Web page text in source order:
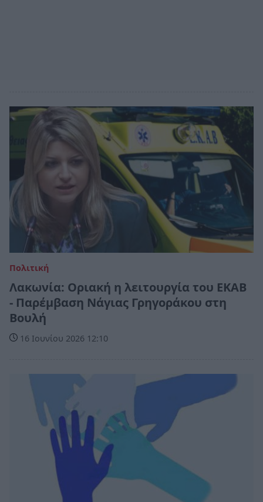
Πολιτική
Λακωνία: Οριακή η λειτουργία του ΕΚΑΒ
- Παρέμβαση Νάγιας Γρηγοράκου στη
Βουλή
16 Ιουνίου 2026 12:10